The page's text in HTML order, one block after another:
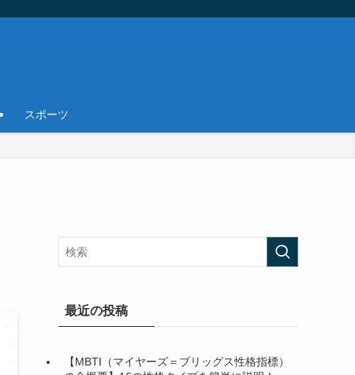
スポーツ
最近の投稿
【MBTI（マイヤーズ＝ブリッグス性格指標）